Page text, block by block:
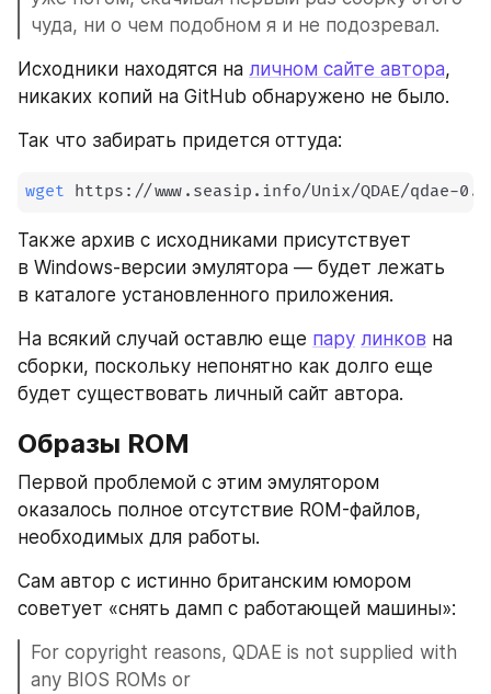
чуда, ни о чем подобном я и не подозревал.
Исходники находятся на личном сайте автора,
никаких копий на GitHub обнаружено не было.
Так что забирать придется оттуда:
wget https://www.seasip.info/Unix/QDAE/qdae-
Также архив с исходниками присутствует
в Windows-версии эмулятора — будет лежать
в каталоге установленного приложения.
На всякий случай оставлю еще пару линков на
сборки, поскольку непонятно как долго еще
будет существовать личный сайт автора.
Образы ROM
Первой проблемой с этим эмулятором
оказалось полное отсутствие ROM-файлов,
необходимых для работы.
Сам автор с истинно британским юмором
советует «снять дамп с работающей машины»:
For copyright reasons, QDAE is not supplied with
any BIOS ROMs or